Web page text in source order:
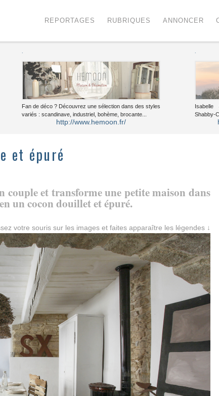
REPORTAGES RUBRIQUES ANNONCER
Fan de déco ? Découvrez une sélection dans des styles
variés : scandinave, industriel, bohème, brocante...
http://www.hemoon.fr/
Isabelle
Shabby-
et épuré
couple et transforme une petite maison dans
un cocon douillet et épuré.
votre souris sur les images et faites apparaître les légendes ↓